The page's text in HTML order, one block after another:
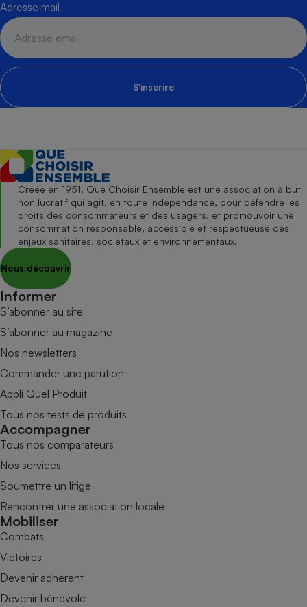
Adresse mail
S'inscrire
Créée en 1951, Que Choisir Ensemble est une association à but
non lucratif qui agit, en toute indépendance, pour défendre les
droits des consommateurs et des usagers, et promouvoir une
consommation responsable, accessible et respectueuse des
enjeux sanitaires, sociétaux et environnementaux.
Nous découvrir
Informer
S’abonner au site
S’abonner au magazine
Nos newsletters
Commander une parution
Appli Quel Produit
Tous nos tests de produits
Accompagner
Tous nos comparateurs
Nos services
Soumettre un litige
Rencontrer une association locale
Mobiliser
Combats
Victoires
Devenir adhérent
Devenir bénévole